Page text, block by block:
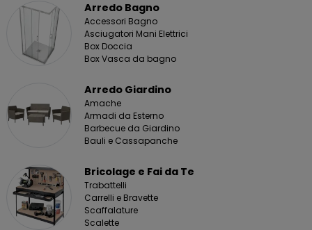
Arredo Bagno
Accessori Bagno
Asciugatori Mani Elettrici
Box Doccia
Box Vasca da bagno
Arredo Giardino
Amache
Armadi da Esterno
Barbecue da Giardino
Bauli e Cassapanche
Bricolage e Fai da Te
Trabattelli
Carrelli e Bravette
Scaffalature
Scalette